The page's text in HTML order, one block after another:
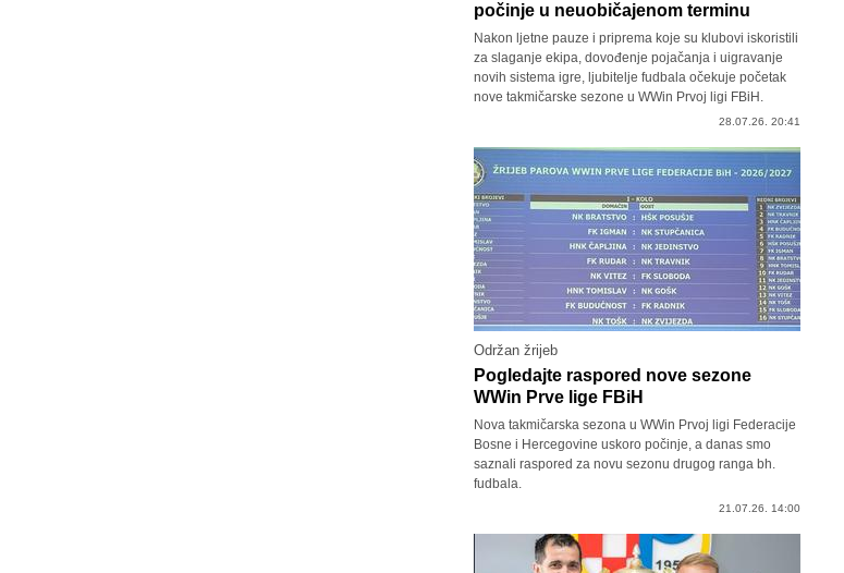
počinje u neuobičajenom terminu
Nakon ljetne pauze i priprema koje su klubovi iskoristili
za slaganje ekipa, dovođenje pojačanja i uigravanje
novih sistema igre, ljubitelje fudbala očekuje početak
nove takmičarske sezone u WWin Prvoj ligi FBiH.
28.07.26. 20:41
Održan žrijeb
Pogledajte raspored nove sezone
WWin Prve lige FBiH
Nova takmičarska sezona u WWin Prvoj ligi Federacije
Bosne i Hercegovine uskoro počinje, a danas smo
saznali raspored za novu sezonu drugog ranga bh.
fudbala.
21.07.26. 14:00